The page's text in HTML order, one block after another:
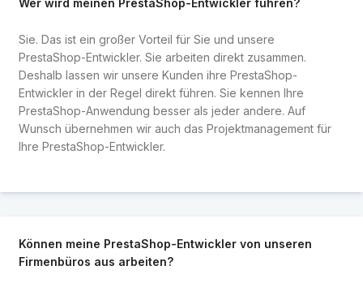
Wer wird meinen PrestaShop-Entwickler führen?
Sie. Das ist ein großer Vorteil für Sie und unsere
PrestaShop-Entwickler. Sie arbeiten direkt zusammen.
Deshalb lassen wir unsere Kunden ihre PrestaShop-
Entwickler in der Regel direkt führen. Sie kennen Ihre
PrestaShop-Anwendung besser als jeder andere. Auf
Wunsch übernehmen wir auch das Projektmanagement für
Ihre PrestaShop-Entwickler.
Können meine PrestaShop-Entwickler von unseren
Firmenbüros aus arbeiten?